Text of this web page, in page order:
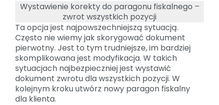
Wystawienie korekty do paragonu fiskalnego –
zwrot wszystkich pozycji
Ta opcja jest najpowszechniejszą sytuacją.
Często nie wiemy jak skorygować dokument
pierwotny. Jest to tym trudniejsze, im bardziej
skomplikowana jest modyfikacja. W takich
sytuacjach najbezpieczniej jest wystawić
dokument zwrotu dla wszystkich pozycji. W
kolejnym kroku utwórz nowy paragon fiskalny
dla klienta.